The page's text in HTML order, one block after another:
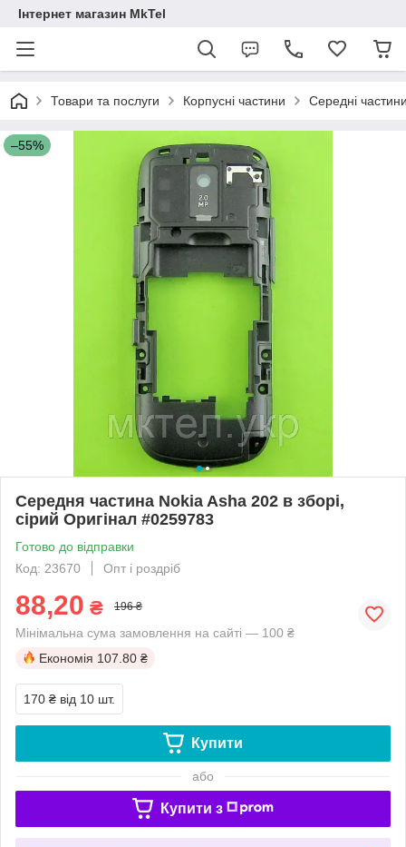
Інтернет магазин MkTel
Товари та послуги Корпусні частини Середні
–55%
Середня частина Nokia Asha 202 в зборі,
сірий Оригінал #0259783
Готово до відправки
Код: 23670
Опт і роздріб
88,20 ₴ 196 ₴
Мінімальна сума замовлення на сайті — 100 ₴
Економія 107.80 ₴
170 ₴ від 10 шт.
Купити
або
Купити з